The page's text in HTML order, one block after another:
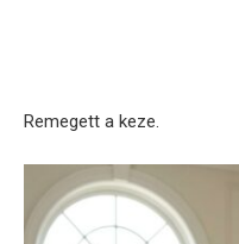
Remegett a keze.